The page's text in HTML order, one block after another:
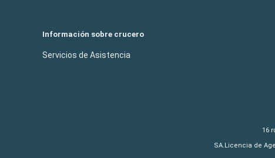
Información sobre crucero
Servicios de Asistencia
16
SA.Licencia de